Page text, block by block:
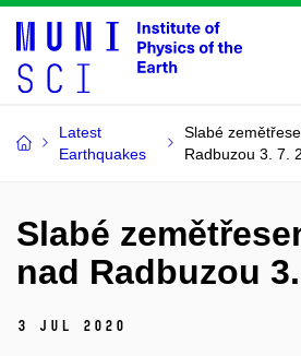
Latest
Earthquakes
Slabé
Radbuzou 3. 7.
Slabé
nad Radbuzou
3 Jul 2020